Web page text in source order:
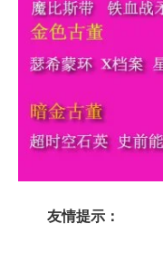
友情提示：